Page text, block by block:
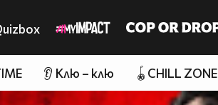
👂 Клю – клю 🪀CHILL ZONE